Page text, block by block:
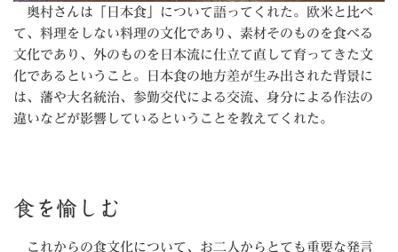
奥村さんは「日本食」について語ってくれた。欧米と比べ
て、料理をしない料理の文化であり、素材そのものを食べる
文化であり、外のものを日本流に仕立て直して育ってきた文
化であるということ。日本食の地方差が生み出された背景に
は、藩や大名統治、参勤交代による交流、身分による作法の
違いなどが影響しているということを教えてくれた。
食を愉しむ
これからの食文化について、お二人からとても重要な発言